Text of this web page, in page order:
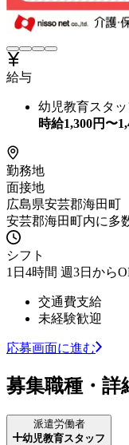
給与
幼児教育スタッ
時給1,300円〜
勤務地
面接地
広島県安芸郡海田町
安芸郡海田町内に多
シフト
1日4時間 週3日から
交通費支給
未経験歓迎
応募画面に進む
募集職種・詳
派遣労働者
幼児教育スタッフ